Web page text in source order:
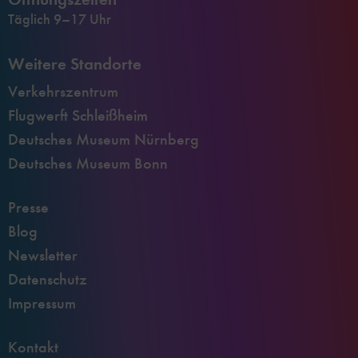
Täglich 9–17 Uhr
Weitere Standorte
Verkehrszentrum
Flugwerft Schleißheim
Deutsches Museum Nürnberg
Deutsches Museum Bonn
Presse
Blog
Newsletter
Datenschutz
Impressum
Kontakt